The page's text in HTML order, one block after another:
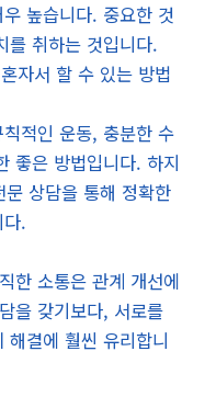
높습니다. 중요한 것
를 취하는 것입니다.
자서 할 수 있는 방법
적인 운동, 충분한 수
좋은 방법입니다. 하지
상담을 통해 정확한
.
한 소통은 관계 개선에
을 갖기보다, 서로를
해결에 훨씬 유리합니